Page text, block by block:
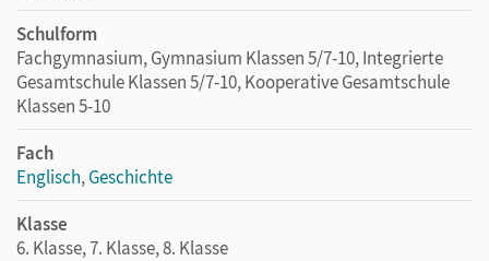
Schulform
Fachgymnasium, Gymnasium Klassen 5/7-10, Integrierte
Gesamtschule Klassen 5/7-10, Kooperative Gesamtschule
Klassen 5-10
Fach
Englisch,Geschichte
Klasse
6. Klasse, 7. Klasse, 8. Klasse